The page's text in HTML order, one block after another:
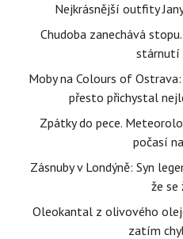
Nejkrásnější outfity
Chudoba zanechává
stárnutí
Moby na Colours of
přesto přichystal
Zpátky do pece.
počasí
Zásnuby v Londýně: Syn
že se
Oleokantal z olivového
zatím